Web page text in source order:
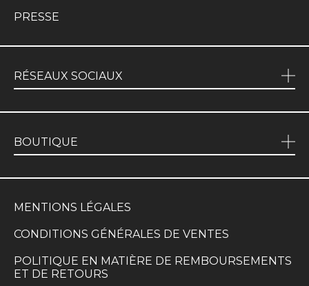
PRESSE
RÉSEAUX SOCIAUX
BOUTIQUE
MENTIONS LÉGALES
CONDITIONS GÉNÉRALES DE VENTES
POLITIQUE EN MATIÈRE DE REMBOURSEMENTS
ET DE RETOURS